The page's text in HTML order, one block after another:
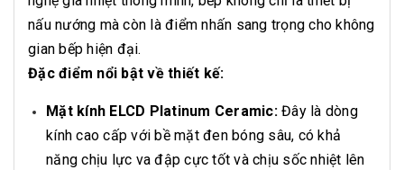
nấu nướng mà còn là điểm nhấn sang trọng cho không
gian bếp hiện đại.
Đặc điểm nổi bật về thiết kế:
Mặt kính ELCD Platinum Ceramic:Đây là dòng
kính cao cấp với bề mặt đen bóng sâu, có khả
năng chịu lực va đập cực tốt và chịu sốc nhiệt lên